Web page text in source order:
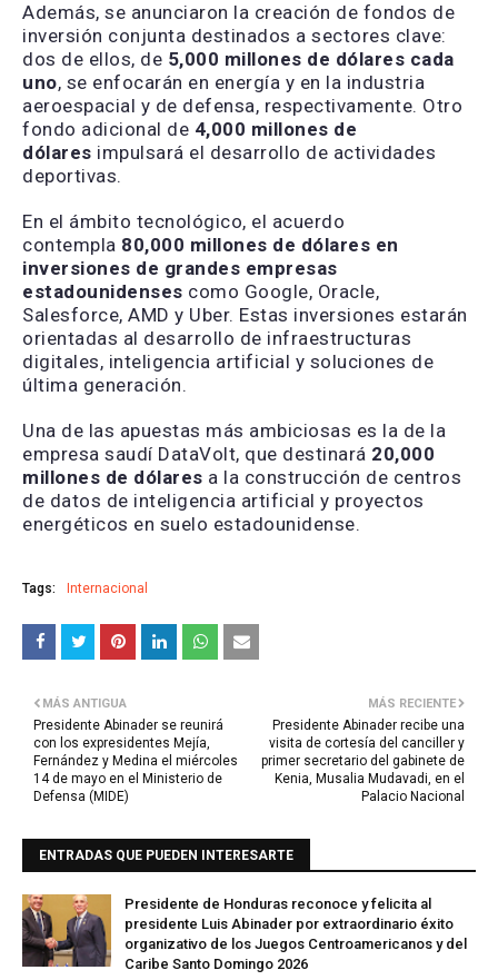
Además, se anunciaron la creación de fondos de
inversión conjunta destinados a sectores clave:
dos de ellos, de 5,000 millones de dólares cada
uno, se enfocarán en energía y en la industria
aeroespacial y de defensa, respectivamente. Otro
fondo adicional de 4,000 millones de
dólares impulsará el desarrollo de actividades
deportivas.
En el ámbito tecnológico, el acuerdo
contempla 80,000 millones de dólares en
inversiones de grandes empresas
estadounidenses como Google, Oracle,
Salesforce, AMD y Uber. Estas inversiones estarán
orientadas al desarrollo de infraestructuras
digitales, inteligencia artificial y soluciones de
última generación.
Una de las apuestas más ambiciosas es la de la
empresa saudí DataVolt, que destinará 20,000
millones de dólares a la construcción de centros
de datos de inteligencia artificial y proyectos
energéticos en suelo estadounidense.
Tags: Internacional
MÁS RECIENTE
Presidente Abinader recibe una
visita de cortesía del canciller y
primer secretario del gabinete de
Kenia, Musalia Mudavadi, en el
Palacio Nacional
MÁS ANTIGUA
Presidente Abinader se reunirá
con los expresidentes Mejía,
Fernández y Medina el miércoles
14 de mayo en el Ministerio de
Defensa (MIDE)
ENTRADAS QUE PUEDEN INTERESARTE
Presidente de Honduras reconoce y felicita al
presidente Luis Abinader por extraordinario éxito
organizativo de los Juegos Centroamericanos y del
Caribe Santo Domingo 2026